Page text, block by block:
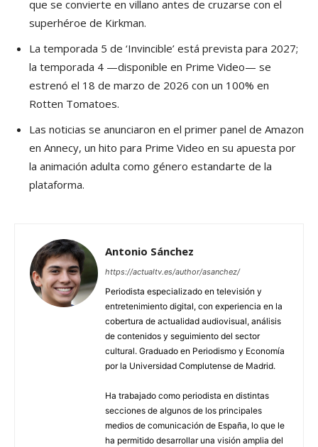
que se convierte en villano antes de cruzarse con el
superhéroe de Kirkman.
La temporada 5 de ‘Invincible’ está prevista para 2027;
la temporada 4 —disponible en Prime Video— se
estrenó el 18 de marzo de 2026 con un 100% en
Rotten Tomatoes.
Las noticias se anunciaron en el primer panel de Amazon
en Annecy, un hito para Prime Video en su apuesta por
la animación adulta como género estandarte de la
plataforma.
Antonio Sánchez
https://actualtv.es/author/asanchez/
Periodista especializado en televisión y
entretenimiento digital, con experiencia en la
cobertura de actualidad audiovisual, análisis
de contenidos y seguimiento del sector
cultural. Graduado en Periodismo y Economía
por la Universidad Complutense de Madrid.
Ha trabajado como periodista en distintas
secciones de algunos de los principales
medios de comunicación de España, lo que le
ha permitido desarrollar una visión amplia del